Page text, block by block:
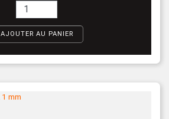
AJOUTER AU PANIER